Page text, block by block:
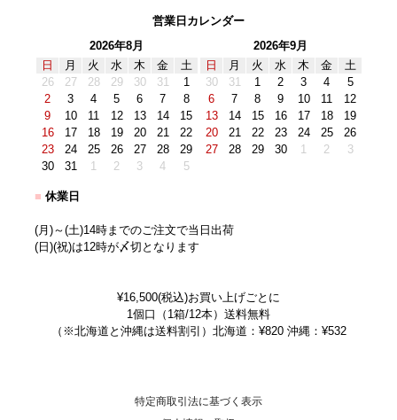
営業日カレンダー
2026年8月
日
月 火 水 木 金
土
26
27 28 29 30 31
1
2
3 4 5 6 7
8
9
10 11 12 13 14
15
16
17 18 19 20 21
22
23
24 25 26 27 28
29
30
31 1 2 3 4 5
2026年9月
日
月 火 水 木 金
土
30
31 1 2 3 4
5
6
7 8 9 10 11
12
13
14 15 16 17 18
19
20
21 22 23 24 25
26
27
28 29 30 1 2 3
■ 休業日
(月)～(土)14時までのご注文で当日出荷
(日)(祝)は12時が〆切となります
¥16,500(税込)お買い上げごとに
1個口（1箱/12本）送料無料
（※北海道と沖縄は送料割引）北海道：¥820 沖縄：¥532
特定商取引法に基づく表示